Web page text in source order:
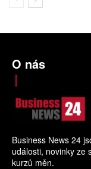
O nás
Business News 24
události, novinky ze
kurzů měn.